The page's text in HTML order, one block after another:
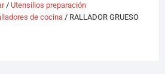
/ Utensilios preparación
de cocina/ RALLADOR GRUESO